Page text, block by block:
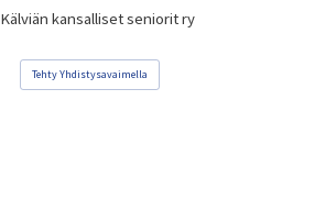
Kälviän kansalliset seniorit ry
Tehty Yhdistysavaimella